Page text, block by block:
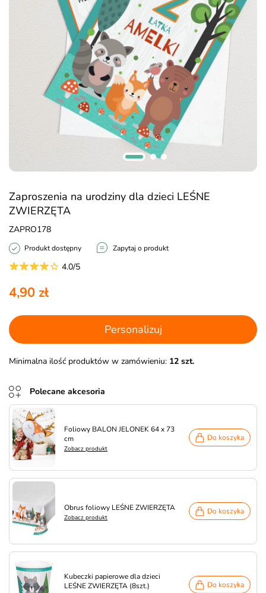
Zaproszenia na urodziny dla dzieci LEŚNE
ZWIERZĘTA
ZAPRO178
Produkt dostępny Zapytaj o produkt
4.0/5
4,90 zł
Minimalna ilość produktów w zamówieniu: 12 szt.
Personalizuj
Polecane akcesoria
Foliowy BALON JELONEK 64 x 73
cm
Zobacz produkt
Do koszyka
Obrus foliowy LEŚNE ZWIERZĘTA
Zobacz produkt
Do koszyka
Kubeczki papierowe dla dzieci
LEŚNE ZWIERZĘTA (8szt.)
Do koszyka